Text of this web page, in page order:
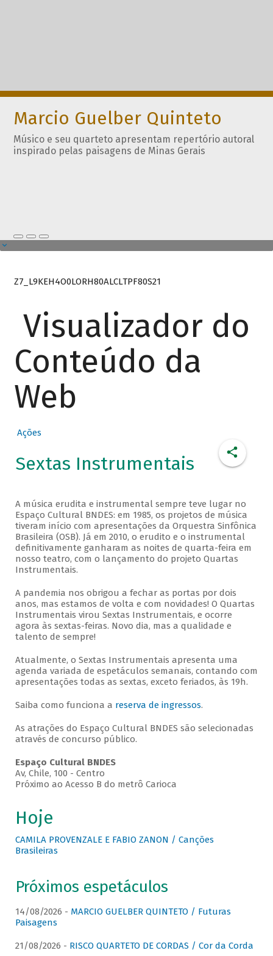
Marcio Guelber Quinteto
Músico e seu quarteto apresentam repertório autoral
inspirado pelas paisagens de Minas Gerais
Z7_L9KEH4O0LORH80ALCLTPF80S21
Visualizador do
Conteúdo da
Web
Ações
Sextas Instrumentais
A música erudita e instrumental sempre teve lugar no
Espaço Cultural BNDES: em 1985, os projetos de música
tiveram início com apresentações da Orquestra Sinfônica
Brasileira (OSB). Já em 2010, o erudito e o instrumental
definitivamente ganharam as noites de quarta-feira em
nosso teatro, com o lançamento do projeto Quartas
Instrumentais.
A pandemia nos obrigou a fechar as portas por dois
anos, mas estamos de volta e com novidades! O Quartas
Instrumentais virou Sextas Instrumentais, e ocorre
agora às sextas-feiras. Novo dia, mas a qualidade e
talento de sempre!
Atualmente, o Sextas Instrumentais apresenta uma
agenda variada de espetáculos semanais, contando com
apresentações todas as sextas, exceto feriados, às 19h.
Saiba como funciona a reserva de ingressos.
As atrações do Espaço Cultural BNDES são selecionadas
através de concurso público.
Espaço Cultural BNDES
Av, Chile, 100 - Centro
Próximo ao Acesso B do metrô Carioca
Hoje
CAMILA PROVENZALE E FABIO ZANON / Canções
Brasileiras
Próximos espetáculos
14/08/2026 - MARCIO GUELBER QUINTETO / Futuras
Paisagens
21/08/2026 - RISCO QUARTETO DE CORDAS / Cor da Corda